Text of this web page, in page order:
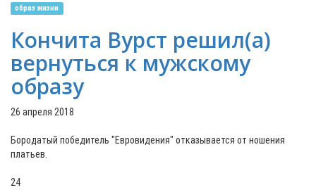
образ жизни
Кончита Вурст решил(а)
вернуться к мужскому
образу
26 апреля 2018
Бородатый победитель "Евровидения" отказывается от ношения
платьев.
24